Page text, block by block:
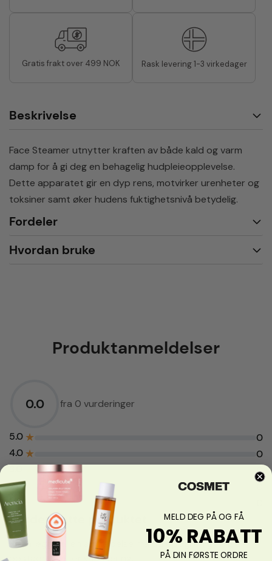
Gratis frakt over 499 NOK Rask levering 1-3 virkedager
Beskrivelse
Face Steamer utnytter kraften av både kald og varm
damp for å gi deg en behagelig hudpleieopplevelse.
Dette apparatet gir en dyp rens, motvirker urenheter og
toksiner samt øker hudens fuktighetsnivå betydelig.
Fordeler
Hvordan bruke
Produktanmeldelser
0.0 fra 0 vurderinger
5.0 ★
0
4.0 ★
0
0
2.0★
0
1.0★
Vurder dette produktet
For å legge til en anmeldelse må du oppgi en gyldig e-
postadresse for verifisering.
MELD DEG PÅ OG FÅ
10% RABATT
PÅ DIN FØRSTE ORDRE